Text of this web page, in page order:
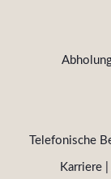
Telefonische
Karriere